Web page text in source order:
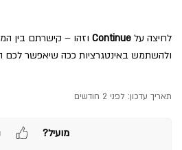
לחיצה על Continue וזהו – קישרתם בין
ולהשתמש באינטגרציות ככה שיאפשר לכם
תאריך עדכון: לפני 2 חודשים
מועיל?